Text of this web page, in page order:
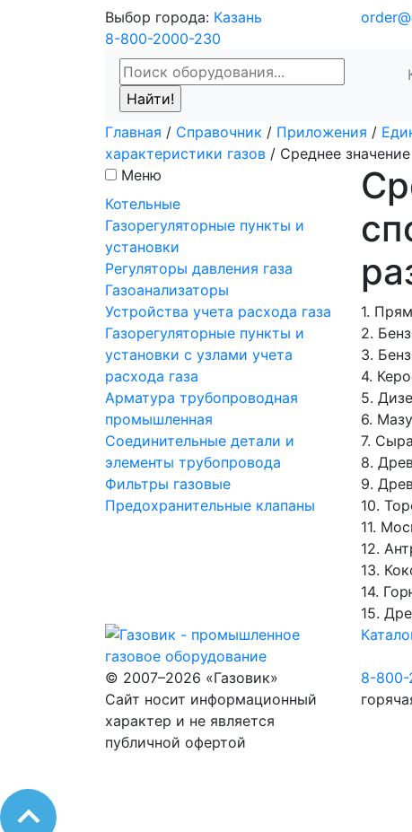
Выбор города: Казань
8-800-2000-230
Главная / Справочник / Приложения /
характеристики газов / Среднее
Меню
Котельные
Газорегуляторные пункты и
установки
Регуляторы давления газа
Газоанализаторы
Устройства учета расхода газа
Газорегуляторные пункты и
установки с узлами учета
расхода газа
Арматура трубопроводная
промышленная
Соединительные детали и
элементы трубопровода
Фильтры газовые
Предохранительные клапаны
1.
2.
3.
4.
5.
6.
7.
8.
9.
10.
11.
12.
13.
14.
15.
© 2007–2026 «Газовик»
Сайт носит информационный
характер и не является
публичной офертой
8-800-